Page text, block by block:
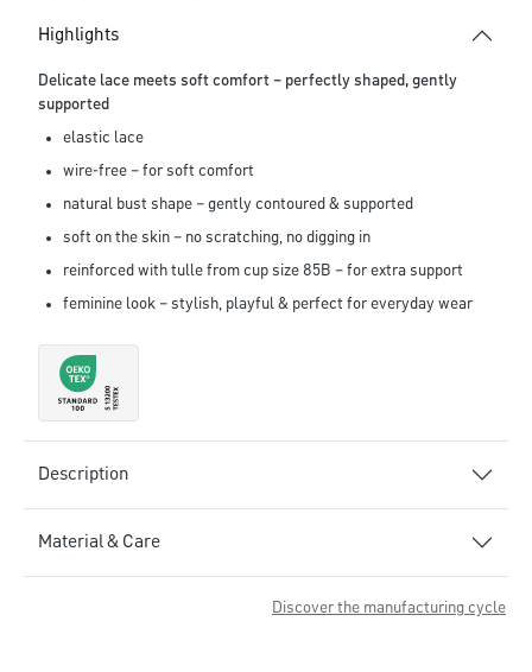
Highlights
Delicate lace meets soft comfort – perfectly shaped, gently
supported
elastic lace
wire-free – for soft comfort
natural bust shape – gently contoured & supported
soft on the skin – no scratching, no digging in
reinforced with tulle from cup size 85B – for extra support
feminine look – stylish, playful & perfect for everyday wear
Description
Material & Care
Discover the manufacturing cycle